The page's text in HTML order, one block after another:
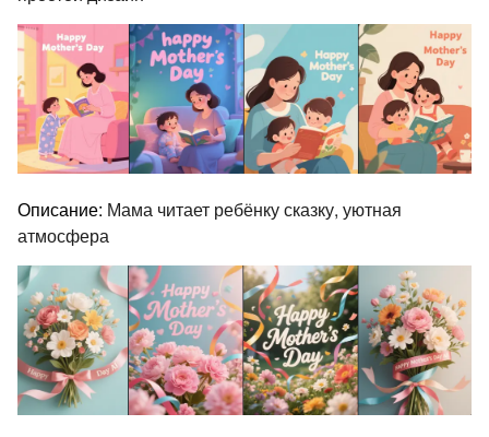
Описание: Мама читает ребёнку сказку, уютная
атмосфера